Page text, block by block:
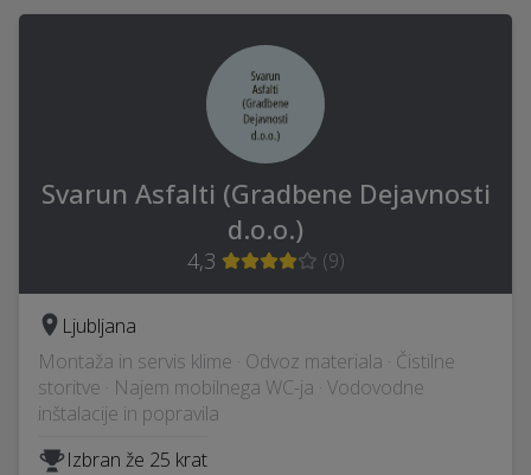
Svarun Asfalti (Gradbene Dejavnosti
d.o.o.)
4,3 (9)
Ljubljana
Montaža in servis klime · Odvoz materiala · Čistilne
storitve · Najem mobilnega WC-ja · Vodovodne
inštalacije in popravila
Izbran že 25 krat